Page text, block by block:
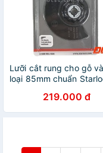
Lưỡi cắt rung cho gỗ
loại 85mm chuẩn
219.000 đ